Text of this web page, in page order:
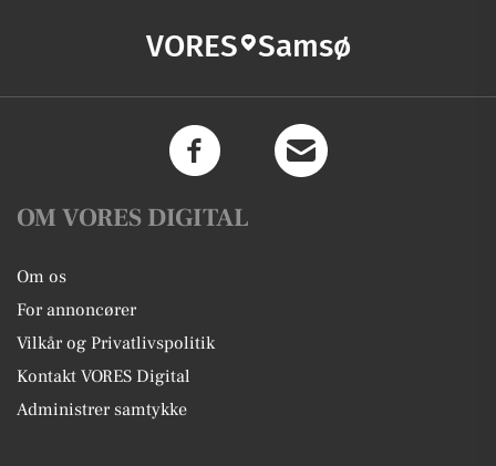
VORES Samsø
OM VORES DIGITAL
Om os
For annoncører
Vilkår og Privatlivspolitik
Kontakt VORES Digital
Administrer samtykke